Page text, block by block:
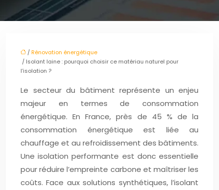
/Rénovation énergétique
/ Isolant laine : pourquoi choisir ce matériau naturel pour
l’isolation ?
Le secteur du bâtiment représente un enjeu
majeur en termes de consommation
énergétique. En France, près de 45 % de la
consommation énergétique est liée au
chauffage et au refroidissement des bâtiments.
Une isolation performante est donc essentielle
pour réduire l’empreinte carbone et maîtriser les
coûts. Face aux solutions synthétiques, l’isolant